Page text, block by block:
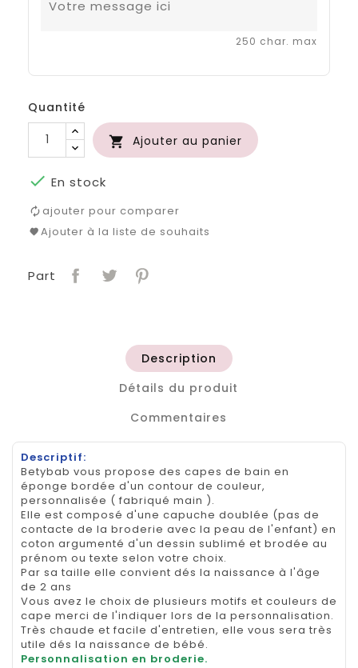
250 char. max
Quantité
 Ajouter au panier
 En stock
ajouter pour comparer
Ajouter à la liste de souhaits
Part
Description
Détails du produit
Commentaires
Descriptif:
Betybab vous propose des capes de bain en
éponge bordée d'un contour de couleur,
personnalisée ( fabriqué main ).
Elle est composé d'une capuche doublée (pas de
contacte de la broderie avec la peau de l'enfant) en
coton argumenté d'un dessin sublimé et brodée au
prénom ou texte selon votre choix.
Par sa taille elle convient dés la naissance à l'âge
de 2 ans
Vous avez le choix de plusieurs motifs et couleurs de
cape merci de l'indiquer lors de la personnalisation.
Très chaude et facile d'entretien, elle vous sera très
utile dés la naissance de bébé.
Personnalisation en broderie.